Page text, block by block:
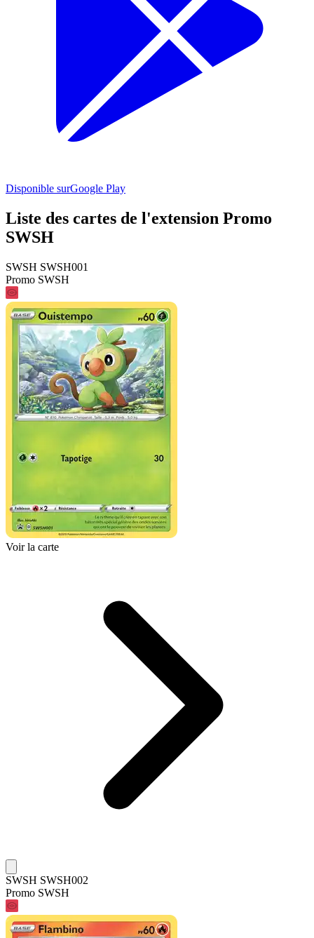
Disponible surGoogle Play
Liste des cartes de l'extension Promo
SWSH
SWSH SWSH001
Promo SWSH
Voir la carte
SWSH SWSH002
Promo SWSH